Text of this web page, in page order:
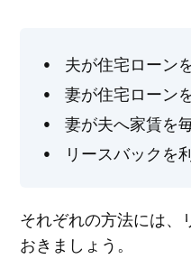
夫が住宅ローン
妻が住宅ローン
妻が夫へ家賃を
リースバックを
それぞれの方法には、
おきましょう。